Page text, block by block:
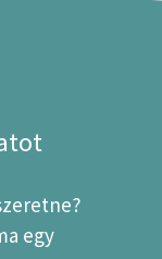
egy